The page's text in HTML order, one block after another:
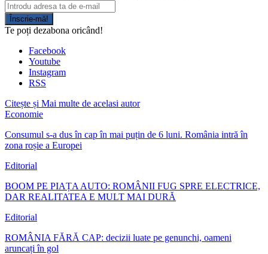
Înscrie-mă!
Te poți dezabona oricând!
Facebook
Youtube
Instagram
RSS
Citește și Mai multe de acelasi autor
Economie
Consumul s-a dus în cap în mai puțin de 6 luni. România intră în
zona roșie a Europei
Editorial
BOOM PE PIAȚA AUTO: ROMÂNII FUG SPRE ELECTRICE,
DAR REALITATEA E MULT MAI DURĂ
Editorial
ROMÂNIA FĂRĂ CAP: decizii luate pe genunchi, oameni
aruncați în gol